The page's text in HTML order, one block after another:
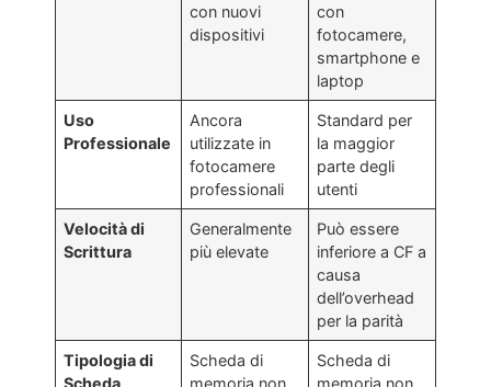
con nuovi
dispositivi
con
fotocamere,
smartphone e
laptop
Uso
Professionale
Ancora
utilizzate in
fotocamere
professionali
Standard per
la maggior
parte degli
utenti
Velocità di
Scrittura
Generalmente
più elevate
Può essere
inferiore a CF a
causa
dell’overhead
per la parità
Tipologia di
Scheda di
Scheda di